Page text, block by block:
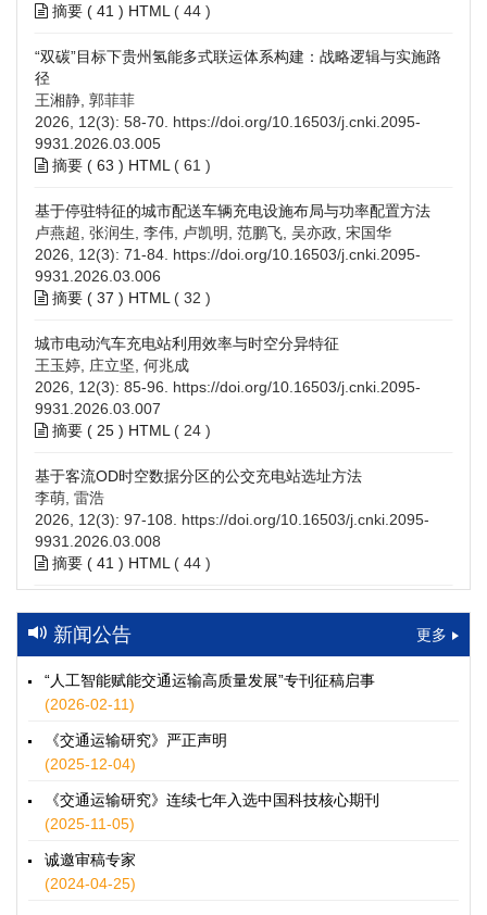
摘要 ( 41 ) HTML ( 44 )
“双碳”目标下贵州氢能多式联运体系构建：战略逻辑与实施路
径
王湘静, 郭菲菲
2026, 12(3): 58-70. https://doi.org/10.16503/j.cnki.2095-
9931.2026.03.005
摘要 ( 63 ) HTML ( 61 )
基于停驻特征的城市配送车辆充电设施布局与功率配置方法
卢燕超, 张润生, 李伟, 卢凯明, 范鹏飞, 吴亦政, 宋国华
2026, 12(3): 71-84. https://doi.org/10.16503/j.cnki.2095-
9931.2026.03.006
摘要 ( 37 ) HTML ( 32 )
城市电动汽车充电站利用效率与时空分异特征
王玉婷, 庄立坚, 何兆成
2026, 12(3): 85-96. https://doi.org/10.16503/j.cnki.2095-
9931.2026.03.007
摘要 ( 25 ) HTML ( 24 )
基于客流OD时空数据分区的公交充电站选址方法
李萌, 雷浩
2026, 12(3): 97-108. https://doi.org/10.16503/j.cnki.2095-
9931.2026.03.008
摘要 ( 41 ) HTML ( 44 )
高速公路充电设施技术规划综述：场景需求、技术路线与配置
策略
2026, 12(3): 109-124.https://doi.org/10.16503/j.cnki.2095-
9931.2026.03.009
摘要 (
HTML
水运港-船多能源融合技术及集成应用——以宁波舟山港穿山港
童亮, 袁裕鹏, 袁成清, 唐道贵, 钟晓晖, 严新平
2026, 12(3): 125-136.
9931.2026.03.010
摘要 (37 ) HTML
新闻公告 更多
“人工智能赋能交通运输高质量发展”专刊征稿启事
(2026-02-11)
《交通运输研究》严正声明
(2025-12-04)
《交通运输研究》连续七年入选中国科技核心期刊
(2025-11-05)
诚邀审稿专家
(2024-04-25)